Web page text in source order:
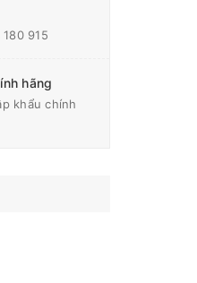
915
hãng
khẩu chính